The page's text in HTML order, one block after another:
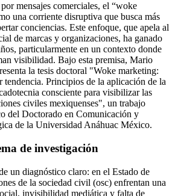
mensajes comerciales, el “woke
una corriente disruptiva que busca más
conciencias. Este enfoque, que apela al
de marcas y organizaciones, ha ganado
particularmente en un contexto donde
visibilidad. Bajo esta premisa, Mario
la tesis doctoral "Woke marketing:
tendencia. Principios de la aplicación de la
consciente para visibilizar las
civiles mexiquenses", un trabajo
del Doctorado en Comunicación y
de la Universidad Anáhuac México.
de investigación
un diagnóstico claro: en el Estado de
de la sociedad civil (osc) enfrentan una
invisibilidad mediática y falta de